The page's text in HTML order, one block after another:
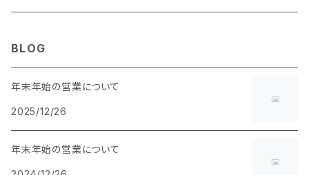
BLOG
年末年始の営業について
2025/12/26
年末年始の営業について